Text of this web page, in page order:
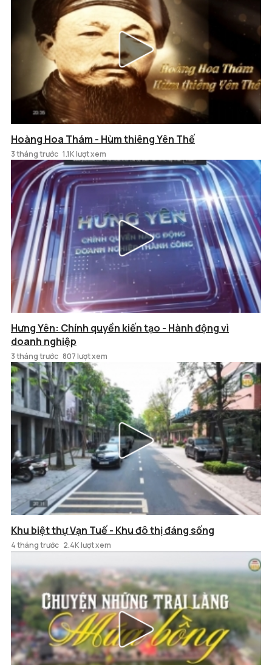
Hoàng Hoa Thám - Hùm thiêng Yên Thế
3 tháng trước 1.1K lượt xem
Hưng Yên: Chính quyền kiến tạo - Hành động vì
doanh nghiệp
3 tháng trước 807 lượt xem
Khu biệt thự Vạn Tuế - Khu đô thị đáng sống
4 tháng trước 2.4K lượt xem